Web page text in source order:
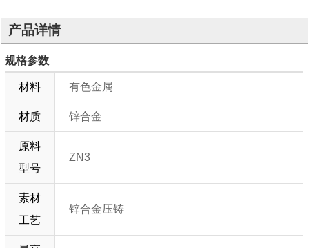
产品详情
规格参数
材料 有色金属
材质 锌合金
原料
型号
ZN3
素材
工艺
锌合金压铸